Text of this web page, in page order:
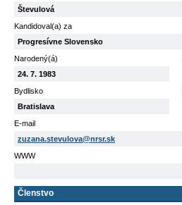
Števulová
Kandidoval(a) za
Progresívne Slovensko
Narodený(á)
24. 7. 1983
Bydlisko
Bratislava
E-mail
zuzana.stevulova@nrsr.sk
WWW
Členstvo